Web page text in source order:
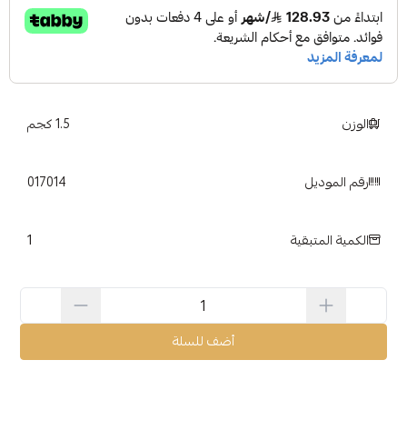
الوزن 1.5 كجم
رقم الموديل
الكمية المتبقية 1
أضف للسلة